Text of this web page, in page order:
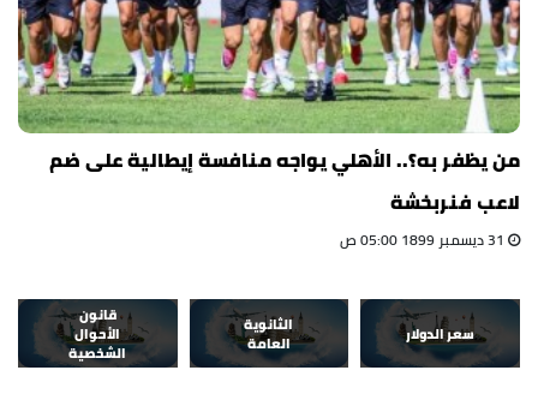
من يظفر به؟.. الأهلي يواجه منافسة إيطالية على ضم
لاعب فنربخشة
سعر الدولار
الثانوية
العامة
قانون
الأحوال
الشخصية